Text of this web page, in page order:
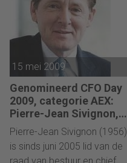
een onderscheidende
bijdrage aan een aantal
grote programma’s en
verdere professionalisering
van de financiële functie bij
de wereldwijd opererende
exploitant van luchthavens.
15 mei 2009
Genomineerd CFO Day
2009, categorie AEX:
Pierre-Jean Sivignon,
Philips
Pierre-Jean Sivignon (1956)
is sinds juni 2005 lid van de